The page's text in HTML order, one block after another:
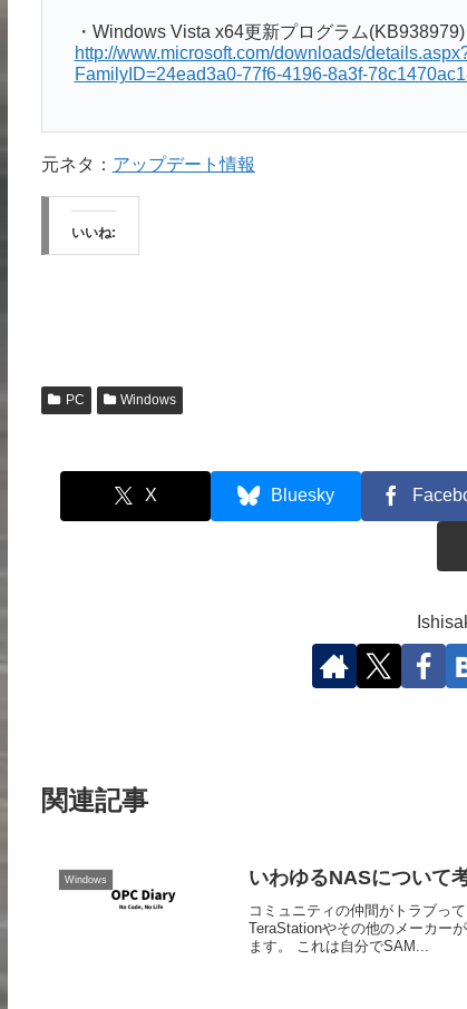
・Windows Vista x64更新プログラム(KB938979)
http://www.microsoft.com/downloads/
FamilyID=24ead3a0-77f6-4196-8a3f-
元ネタ： アップデート情報
いいね:
PC Windows
X Bluesky
関連記事
Windows いわゆるNASについて
コミュニティの仲間がトラブっ
TeraStationやその他のメーカー
ます。 これは自分でSAM...